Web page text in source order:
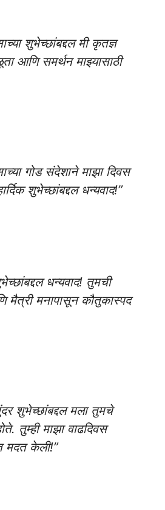
शुभेच्छांबद्दल मी कृतज्ञ
आणि समर्थन माझ्यासाठी
गोड संदेशाने माझा दिवस
शुभेच्छांबद्दल धन्यवाद!”
धन्यवाद! तुमची
मैत्री मनापासून कौतुकास्पद
शुभेच्छांबद्दल मला तुमचे
तुम्ही माझा वाढदिवस
मदत केली!”